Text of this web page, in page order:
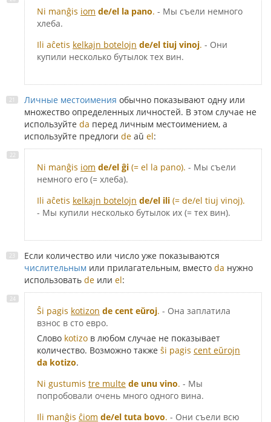
Ni manĝis iom de/el la pano. - Мы съели немного
хлеба.
Ili aĉetis kelkajn botelojn de/el tiuj vinoj. - Они
купили несколько бутылок тех вин.
Личные местоимения обычно показывают одну или
множество определенных личностей. В этом случае не
используйте da перед личным местоимением, а
используйте предлоги de aŭ el:
Ni manĝis iom de/el ĝi (= el la pano). - Мы съели
немного его (= хлеба).
Ili aĉetis kelkajn botelojn de/el ili (= de/el tiuj vinoj).
- Мы купили несколько бутылок их (= тех вин).
Если количество или число уже показываются
числительным или прилагательным, вместо da нужно
использовать de или el:
Ŝi pagis kotizon de cent eŭroj. - Она заплатила
взнос в сто евро.
Слово kotizo в любом случае не показывает
количество. Возможно также ŝi pagis cent eŭrojn
da kotizo.
Ni gustumis tre multe de unu vino. - Мы
попробовали очень много одного вина.
Ili manĝis ĉiom de/el tuta bovo. - Они съели всю